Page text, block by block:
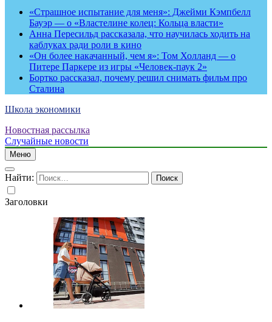
«Страшное испытание для меня»: Джейми Кэмпбелл
Бауэр — о «Властелине колец: Кольца власти»
Анна Пересильд рассказала, что научилась ходить на
каблуках ради роли в кино
«Он более накачанный, чем я»: Том Холланд — о
Питере Паркере из игры «Человек-паук 2»
Бортко рассказал, почему решил снимать фильм про
Сталина
Школа экономики
Новостная рассылка
Случайные новости
Меню
Найти:
Заголовки